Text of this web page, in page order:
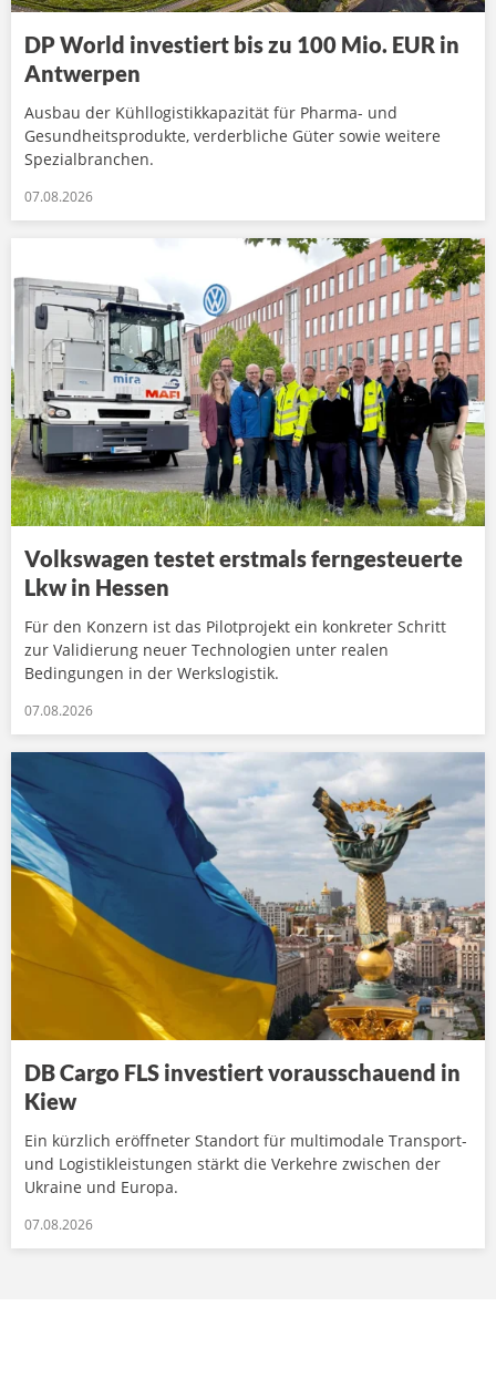
DP World investiert bis zu 100 Mio. EUR in
Antwerpen
Ausbau der Kühllogistikkapazität für Pharma- und
Gesundheitsprodukte, verderbliche Güter sowie weitere
Spezialbranchen.
07.08.2026
Volkswagen testet erstmals ferngesteuerte
Lkw in Hessen
Für den Konzern ist das Pilotprojekt ein konkreter Schritt
zur Validierung neuer Technologien unter realen
Bedingungen in der Werkslogistik.
07.08.2026
DB Cargo FLS investiert vorausschauend in
Kiew
Ein kürzlich eröffneter Standort für multimodale Transport-
und Logistikleistungen stärkt die Verkehre zwischen der
Ukraine und Europa.
07.08.2026